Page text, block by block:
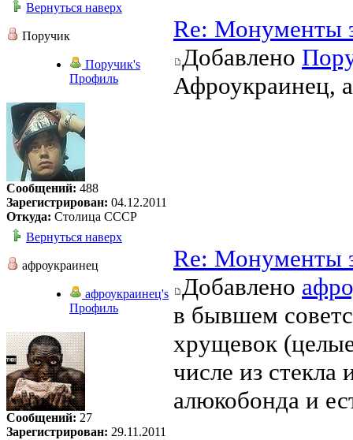
Вернуться наверх
Поручик
Поручик's
Профиль
Сообщений: 488
Зарегистрирован: 04.12.2011
Откуда: Столица СССР
Re: Монументы
Добавлено
Афроукраинец,
Вернуться наверх
афроукраинец
афроукраинец's
Профиль
Сообщений: 27
Зарегистрирован: 29.11.2011
Re: Монументы
Добавлено
в бывшем
хрущевок
числе из стекла
алюкобонда и